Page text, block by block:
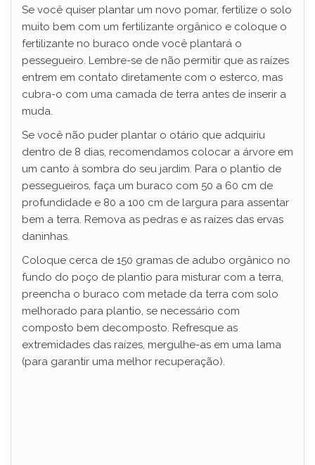
Se você quiser plantar um novo pomar, fertilize o solo
muito bem com um fertilizante orgânico e coloque o
fertilizante no buraco onde você plantará o
pessegueiro. Lembre-se de não permitir que as raízes
entrem em contato diretamente com o esterco, mas
cubra-o com uma camada de terra antes de inserir a
muda.
Se você não puder plantar o otário que adquiriu
dentro de 8 dias, recomendamos colocar a árvore em
um canto à sombra do seu jardim. Para o plantio de
pessegueiros, faça um buraco com 50 a 60 cm de
profundidade e 80 a 100 cm de largura para assentar
bem a terra. Remova as pedras e as raízes das ervas
daninhas.
Coloque cerca de 150 gramas de adubo orgânico no
fundo do poço de plantio para misturar com a terra,
preencha o buraco com metade da terra com solo
melhorado para plantio, se necessário com
composto bem decomposto. Refresque as
extremidades das raízes, mergulhe-as em uma lama
(para garantir uma melhor recuperação).